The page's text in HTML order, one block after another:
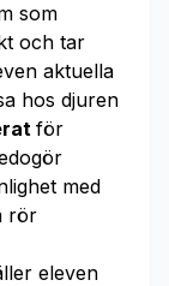
som
och tar
aktuella
hos djuren
för
med
rör
eleven